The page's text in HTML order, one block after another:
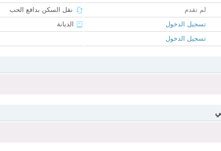
لم تقدم
تسجيل الدخول
تسجيل الدخول
نقل السكن بدافع الحب
الديانة